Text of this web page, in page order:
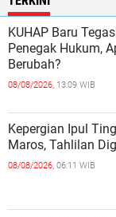
KUHAP Baru
Penegak Hukum,
Berubah?
08/08/2026, 13:09 WIB
Kepergian Ipul
Maros, Tahlilan
08/08/2026, 06:11 WIB